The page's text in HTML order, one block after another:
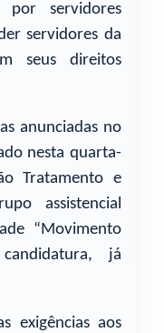
servidores
servidores da
seus direitos
anunciadas no
nesta quarta-
Tratamento e
assistencial
“Movimento
já
exigências aos